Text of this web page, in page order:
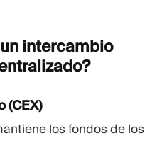
intercambio
(CEX)
los fondos de los